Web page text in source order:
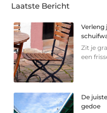
Laatste Bericht
Verleng
Zit je
een
De
gedoe